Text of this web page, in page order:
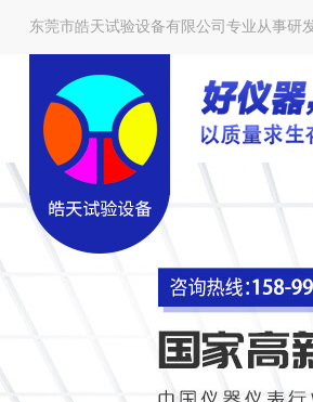
东莞市皓天试验设备有限公司专业从事研